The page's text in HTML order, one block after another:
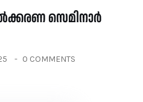
സെമിനാർ
0 COMMENTS